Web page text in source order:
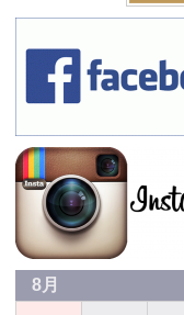
8月